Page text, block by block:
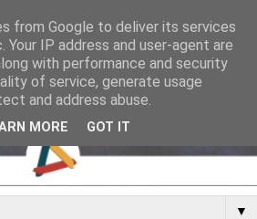
▼
from Google to deliver its services
Your IP address and user-agent are
with performance and security
of service, generate usage
and address abuse.
MORE GOT IT